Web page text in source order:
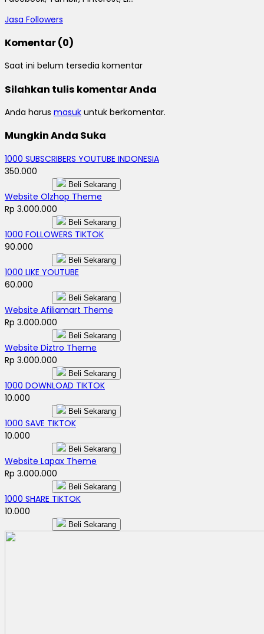
Jasa Followers
Komentar (0)
Saat ini belum tersedia komentar
Silahkan tulis komentar Anda
Anda harus masuk untuk berkomentar.
Mungkin Anda Suka
1000 SUBSCRIBERS YOUTUBE INDONESIA
350.000
Beli Sekarang
Website Olzhop Theme
Rp 3.000.000
Beli Sekarang
1000 FOLLOWERS TIKTOK
90.000
Beli Sekarang
1000 LIKE YOUTUBE
60.000
Beli Sekarang
Website Afiliamart Theme
Rp 3.000.000
Beli Sekarang
Website Diztro Theme
Rp 3.000.000
Beli Sekarang
1000 DOWNLOAD TIKTOK
10.000
Beli Sekarang
1000 SAVE TIKTOK
10.000
Beli Sekarang
Website Lapax Theme
Rp 3.000.000
Beli Sekarang
1000 SHARE TIKTOK
10.000
Beli Sekarang